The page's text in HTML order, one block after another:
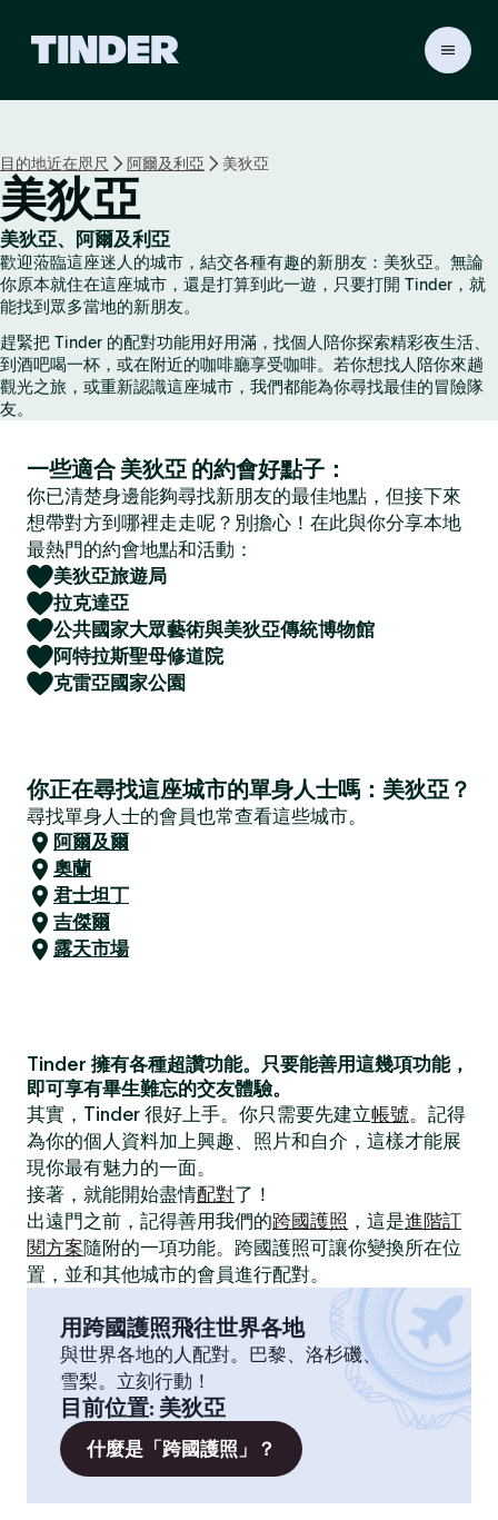
r
目的地近在咫尺 阿爾及利亞 美狄亞
美狄亞
美狄亞、阿爾及利亞
歡迎蒞臨這座迷人的城市，結交各種有趣的新朋友：美狄亞。無論
你原本就住在這座城市，還是打算到此一遊，只要打開 Tinder，就
能找到眾多當地的新朋友。
趕緊把 Tinder 的配對功能用好用滿，找個人陪你探索精彩夜生活、
到酒吧喝一杯，或在附近的咖啡廳享受咖啡。若你想找人陪你來趟
觀光之旅，或重新認識這座城市，我們都能為你尋找最佳的冒險隊
友。
一些適合 美狄亞 的約會好點子：
你已清楚身邊能夠尋找新朋友的最佳地點，但接下來
想帶對方到哪裡走走呢？別擔心！在此與你分享本地
最熱門的約會地點和活動：
美狄亞旅遊局
拉克達亞
公共國家大眾藝術與美狄亞傳統博物館
阿特拉斯聖母修道院
克雷亞國家公園
你正在尋找這座城市的單身人士嗎：美狄亞？
尋找單身人士的會員也常查看這些城市。
阿爾及爾
奧蘭
君士坦丁
吉傑爾
露天市場
Tinder 擁有各種超讚功能。只要能善用這幾項功能，
即可享有畢生難忘的交友體驗。
其實，Tinder 很好上手。你只需要先建立帳號。記得
為你的個人資料加上興趣、照片和自介，這樣才能展
現你最有魅力的一面。
接著，就能開始盡情配對了！
出遠門之前，記得善用我們的跨國護照 ，這是進階訂
閱方案隨附的一項功能。跨國護照可讓你變換所在位
置，並和其他城市的會員進行配對。
用跨國護照飛往世界各地
與世界各地的人配對。巴黎、洛杉磯、
雪梨。立刻行動！
目前位置: 美狄亞
什麼是「跨國護照」？